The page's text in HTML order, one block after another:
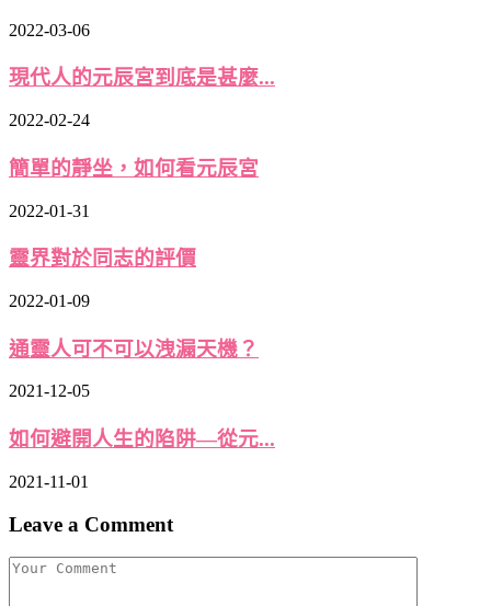
2022-03-06
現代人的元辰宮到底是甚麼...
2022-02-24
簡單的靜坐，如何看元辰宮
2022-01-31
靈界對於同志的評價
2022-01-09
通靈人可不可以洩漏天機？
2021-12-05
如何避開人生的陷阱—從元...
2021-11-01
Leave a Comment